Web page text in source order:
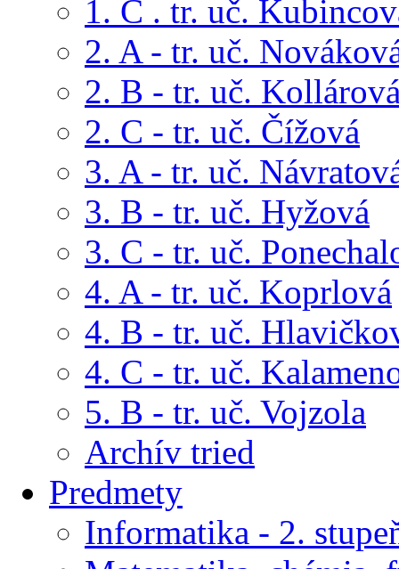
1. C . tr. uč.
2. A - tr. uč.
2. B - tr. uč.
2. C - tr. uč. Čížová
3. A - tr. uč.
3. B - tr. uč. Hyžová
3. C - tr. uč.
4. A - tr. uč. Koprlová
4. B - tr. uč.
4. C - tr. uč.
5. B - tr. uč. Vojzola
Archív tried
Predmety
Informatika - 2.